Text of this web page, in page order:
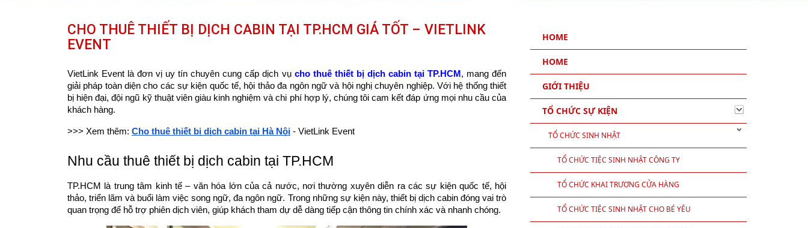
CHO THUÊ THIẾT BỊ DỊCH CABIN TẠI TP.HCM GIÁ TỐT – VIETLINK
EVENT
VietLink Event là đơn vị uy tín chuyên cung cấp dịch vụ cho thuê thiết bị dịch cabin tại TP.HCM , mang đến
giải pháp toàn diện cho các sự kiện quốc tế, hội thảo đa ngôn ngữ và hội nghị chuyên nghiệp. Với hệ thống thiết
bị hiện đại, đội ngũ kỹ thuật viên giàu kinh nghiệm và chi phí hợp lý, chúng tôi cam kết đáp ứng mọi nhu cầu của
khách hàng.
>>> Xem thêm: Cho thuê thiết bị dịch cabin tại Hà Nội - VietLink Event
Nhu cầu thuê thiết bị dịch cabin tại TP.HCM
TP.HCM là trung tâm kinh tế – văn hóa lớn của cả nước, nơi thường xuyên diễn ra các sự kiện quốc tế, hội
thảo, triển lãm và buổi làm việc song ngữ, đa ngôn ngữ. Trong những sự kiện này, thiết bị dịch cabin đóng vai trò
quan trọng để hỗ trợ phiên dịch viên, giúp khách tham dự dễ dàng tiếp cận thông tin chính xác và nhanh chóng.
HOME
HOME
GIỚI THIỆU
TỔ CHỨC SỰ KIỆN
TỔ CHỨC SINH NHẬT
TỔ CHỨC TIỆC SINH NHẬT CÔNG TY
TỔ CHỨC KHAI TRƯƠNG CỬA HÀNG
TỔ CHỨC TIỆC SINH NHẬT CHO BÉ YÊU